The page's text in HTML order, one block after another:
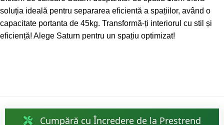
soluția ideală pentru separarea eficientă a spațiilor, având o
capacitate portanta de 45kg. Transformă-ți interiorul cu stil și
eficiență! Alege Saturn pentru un spațiu optimizat!
Cumpără cu Încredere de la Prestrend